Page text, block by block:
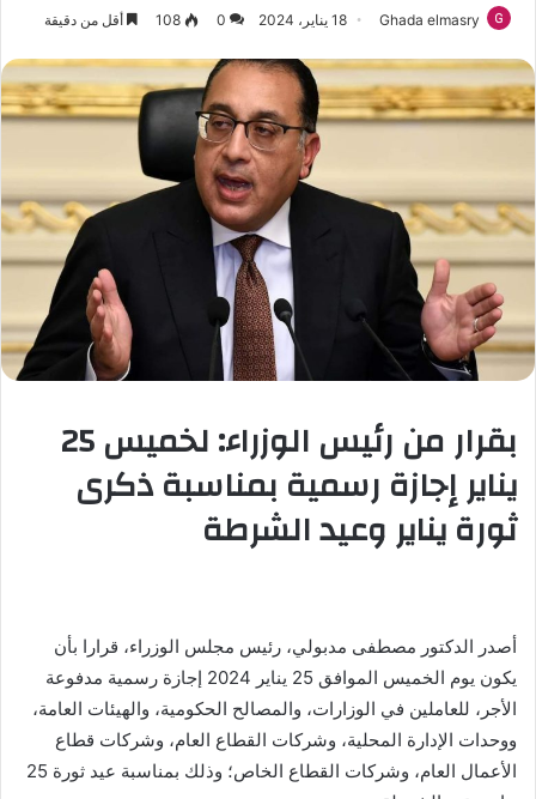
Ghada elmasry 18 يناير، 2024 0
108 أقل من دقيقة
بقرار من رئيس الوزراء: لخميس 25
يناير إجازة رسمية بمناسبة ذكرى
ثورة يناير وعيد الشرطة
أصدر الدكتور مصطفى مدبولي، رئيس مجلس الوزراء، قرارا بأن
يكون يوم الخميس الموافق 25 يناير 2024 إجازة رسمية مدفوعة
الأجر، للعاملين في الوزارات، والمصالح الحكومية، والهيئات العامة،
ووحدات الإدارة المحلية، وشركات القطاع العام، وشركات قطاع
الأعمال العام، وشركات القطاع الخاص؛ وذلك بمناسبة عيد ثورة 25